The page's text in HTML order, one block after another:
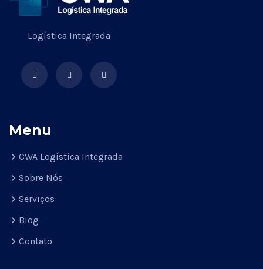
Logística Integrada
Menu
CWA Logística Integrada
Sobre Nós
Serviços
Blog
Contato